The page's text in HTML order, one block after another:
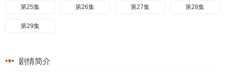
第25集 第26集 第27集 第28集
第29集
剧情简介